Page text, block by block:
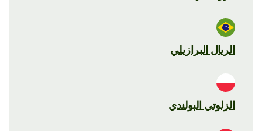
الريال البرازيلي
الزلوتي البولندي